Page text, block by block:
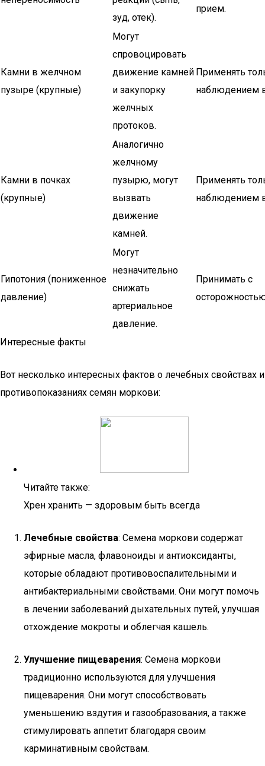
зуд, отек).
прием.
Камни в желчном
пузыре (крупные)
Могут
спровоцировать
движение камней
и закупорку
желчных
протоков.
Применять
наблюдением
Камни в почках
(крупные)
Аналогично
желчному
пузырю, могут
вызвать
движение
камней.
Применять
наблюдением
Гипотония (пониженное
давление)
Могут
незначительно
снижать
артериальное
давление.
Принимать с
Интересные факты
Вот несколько интересных фактов о лечебных свойствах и
противопоказаниях семян моркови:
Читайте также:
Хрен хранить — здоровым быть всегда
Лечебные свойства: Семена моркови содержат
эфирные масла, флавоноиды и антиоксиданты,
которые обладают противовоспалительными и
антибактериальными свойствами. Они могут помочь
в лечении заболеваний дыхательных путей, улучшая
отхождение мокроты и облегчая кашель.
Улучшение пищеварения: Семена моркови
традиционно используются для улучшения
пищеварения. Они могут способствовать
уменьшению вздутия и газообразования, а также
стимулировать аппетит благодаря своим
карминативным свойствам.